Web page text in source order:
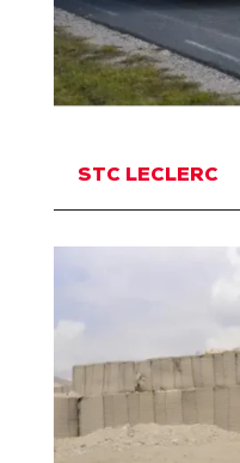
STC LECLERC